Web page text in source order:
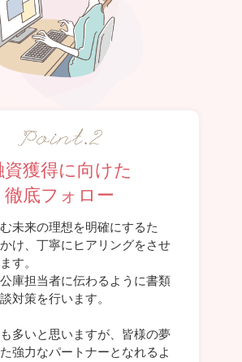
資獲得に向けた
徹底フォロー
未来の理想を明確にするた
け、丁寧にヒアリングをさせ
す。
庫担当者に伝わるように書類
対策を行います。
多いと思いますが、皆様の夢
強力なパートナーとなれるよ